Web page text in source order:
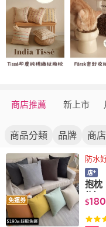
商店推薦 新上市
商品分類 品牌 商
免運券
防水
抱枕
飾）
$180